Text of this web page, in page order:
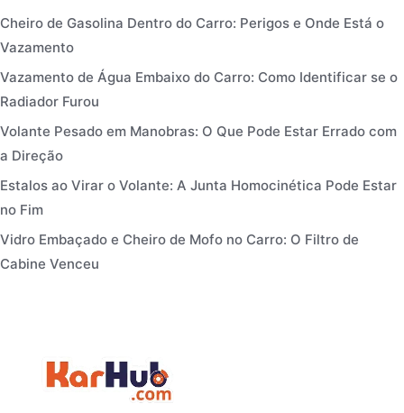
Cheiro de Gasolina Dentro do Carro: Perigos e Onde Está o
Vazamento
Vazamento de Água Embaixo do Carro: Como Identificar se o
Radiador Furou
Volante Pesado em Manobras: O Que Pode Estar Errado com
a Direção
Estalos ao Virar o Volante: A Junta Homocinética Pode Estar
no Fim
Vidro Embaçado e Cheiro de Mofo no Carro: O Filtro de
Cabine Venceu